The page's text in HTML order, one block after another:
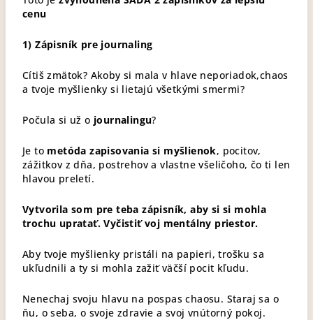
cenu
1) Zápisník pre journaling
Cítiš zmätok? Akoby si mala v hlave neporiadok,chaos
a tvoje myšlienky si lietajú všetkými smermi?
Počula si už o journalingu?
Je to metóda zapisovania si myšlienok, pocitov,
zážitkov z dňa, postrehov a vlastne všeličoho, čo ti len
hlavou preletí.
Vytvorila som pre teba zápisník, aby si si mohla
trochu upratať. Vyčistiť voj mentálny priestor.
Aby tvoje myšlienky pristáli na papieri, trošku sa
ukľudnili a ty si mohla zažiť väčší pocit kľudu.
Nenechaj svoju hlavu na pospas chaosu. Staraj sa o
ňu, o seba, o svoje zdravie a svoj vnútorný pokoj.